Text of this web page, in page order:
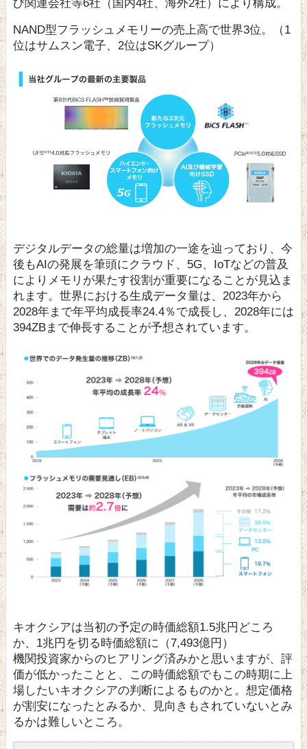
び関連会社等6社（国内4社、海外2社）により構成。
NAND型フラッシュメモリーの売上高で世界3位。（1
位はサムスン電子、2位はSKグループ）
デジタルデータの総量は増加の一途を辿っており、今
後もAIの発展を筆頭にクラウド、5G、IoTなどの普及
によりメモリが果たす役割が重要になることが見込ま
れます。世界における生成データ量は、2023年から
2028年まで年平均成長率24.4％で成長し、2028年には
394ZBまで伸長することが予想されています。
キオクシアは当初の予定の時価総額1.5兆円どころ
か、1兆円を切る時価総額に（7,493億円）
機関投資家からのヒアリング済みかと思いますが、評
価が低かったことと、この時価総額でもこの時期に上
場したいキオクシアの判断によるものかと。想定価格
が割安になったとみるか、見向きもされていないとみ
るかは難しいところ。